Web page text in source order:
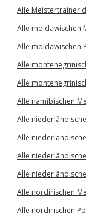
Alle Meistertrainer
Alle moldawischen
Alle moldawischen
Alle
Alle
Alle namibischen
Alle
Alle
Alle
Alle
Alle nordirischen
Alle nordirischen